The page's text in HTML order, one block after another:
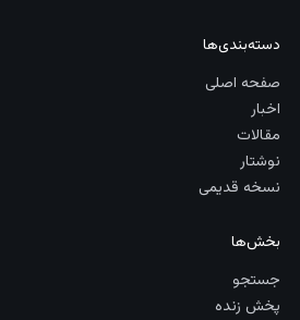
دسته‌بندی‌ها
صفحه اصلی
اخبار
مقالات
نوشتار
نسخه قدیمی
بخش‌ها
جستجو
پخش زنده